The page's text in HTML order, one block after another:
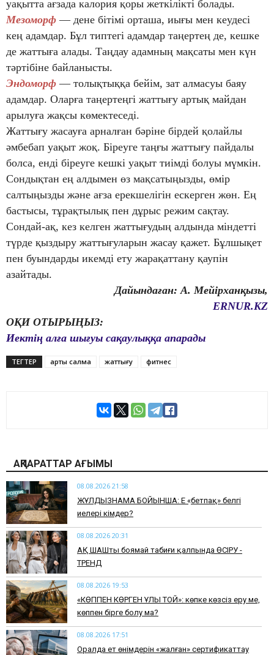
уақытта ағзада калория қоры жеткілікті болады.
Мезоморф — дене бітімі орташа, иығы мен кеудесі
кең адамдар. Бұл типтегі адамдар таңертең де, кешке
де жаттыға алады. Таңдау адамның мақсаты мен күн
тәртібіне байланысты.
Эндоморф — толықтыққа бейім, зат алмасуы баяу
адамдар. Оларға таңертеңгі жаттығу артық майдан
арылуға жақсы көмектеседі.
Жаттығу жасауға арналған бәріне бірдей қолайлы
әмбебап уақыт жоқ. Біреуге таңғы жаттығу пайдалы
болса, енді біреуге кешкі уақыт тиімді болуы мүмкін.
Сондықтан ең алдымен өз мақсатыңызды, өмір
салтыңызды және ағза ерекшелігін ескерген жөн. Ең
бастысы, тұрақтылық пен дұрыс режим сақтау.
Сондай-ақ, кез келген жаттығудың алдында міндетті
түрде қыздыру жаттығуларын жасау қажет. Бұлшықет
пен буындарды икемді ету жарақаттану қаупін
азайтады.
Дайындаған: А. Мейірханқызы,
ERNUR.KZ
ОҚИ ОТЫРЫҢЫЗ:
Иектің алға шығуы сақаулыққа апарады
ТЕГТЕР артық салмақ жаттығу фитнес
АҚПАРАТТАР АҒЫМЫ
08.08.2026 21:58
ЖҰЛДЫЗНАМА БОЙЫНША: Ең «бетпақ» белгі
иелері кімдер?
08.08.2026 20:31
АҚ ШАШты боямай табиғи қалпында ӨСІРУ -
ТРЕНД
08.08.2026 19:53
​«КӨППЕН КӨРГЕН ҰЛЫ ТОЙ»: көпке көзсіз еру ме,
көппен бірге болу ма?
08.08.2026 17:51
Оралда ет өнімдерін «жалған» сертификаттау